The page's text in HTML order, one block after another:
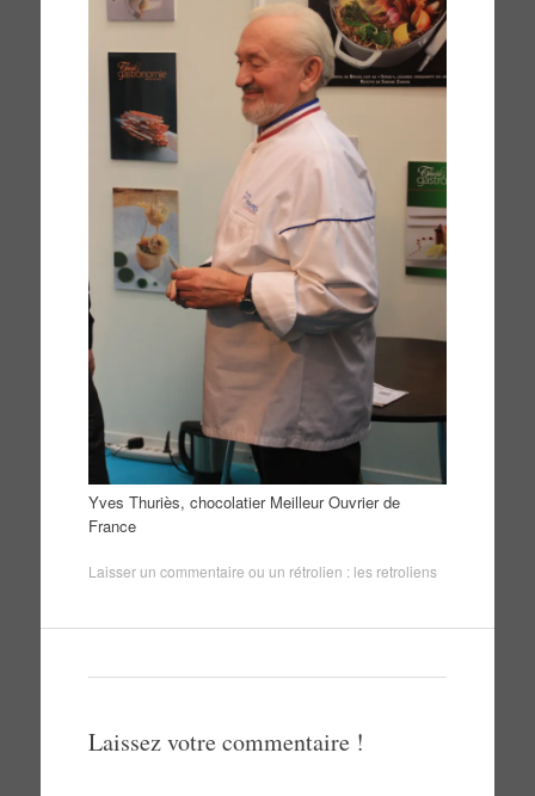
Yves Thuriès, chocolatier Meilleur Ouvrier de
France
Laisser un commentaire ou un rétrolien : les retroliens
Laissez votre commentaire !